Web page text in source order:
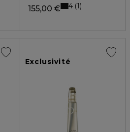
155,00 € 4 1
Exclusivité